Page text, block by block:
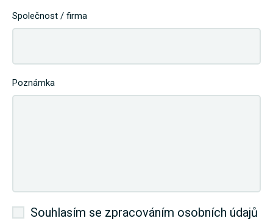
Společnost / firma
Poznámka
Souhlasím se zpracováním osobních údajů